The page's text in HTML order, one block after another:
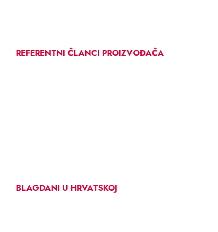
REFERENTNI ČLANCI PROIZVOĐAČA
BLAGDANI U HRVATSKOJ